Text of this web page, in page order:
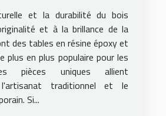
bois pour votre
et la durabilité du bois
et à la brillance de la
des tables en résine époxy et
plus en plus populaire pour les
pièces uniques allient
traditionnel et le
Si...